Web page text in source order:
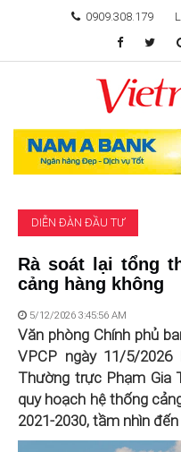
0909.308.179
TÂM ĐIỂM ĐẦU TƯ
TÀI CHÍNH
KHỞI NGHIỆP
GIẢI TRÍ & CÔNG NGHỆ
DIỄN ĐÀN ĐẦU TƯ
Rà soát lại tổng
cảng hàng không
5/12/2026 3:45:56 AM
Văn phòng Chính phủ
VPCP ngày 11/5/
Thường trực Phạm Gia
quy hoạch hệ thống
2021-2030, tầm nhìn